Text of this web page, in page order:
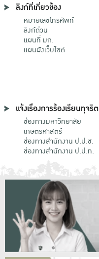
ลิงก์ที่เกี่ยวข้อง
หมายเลขโทรศัพท์
ลิงก์ด่วน
แผนที่ มก.
แผนผังเว็บไซต์
แจ้งเรื่องการร้องเรียนทุจริต
ช่องทางมหาวิทยาลัย
เกษตรศาสตร์
ช่องทางสำนักงาน ป.ป.ช.
ช่องทางสำนักงาน ป.ป.ท.